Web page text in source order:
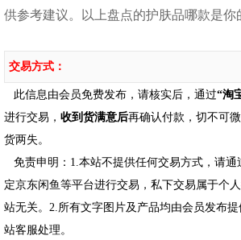
供参考建议。以上盘点的护肤品哪款是你
交易方式：
此信息由会员免费发布，请核实后，通过“淘
进行交易， 收到货满意后再确认付款，切不可
货两失。
免责申明：1.本站不提供任何交易方式，请通
定京东闲鱼等平台进行交易，私下交易属于个
站无关。2.所有文字图片及产品均由会员发布
站客服处理。